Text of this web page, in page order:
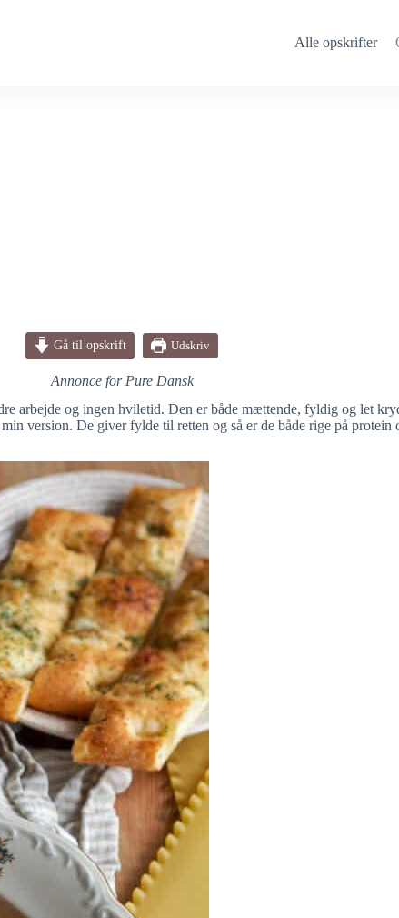
Alle opskrifter
Gå til opskrift Udskriv
Annonce for Pure Dansk
arbejde og ingen hviletid. Den er både mættende, fyldig og let
version. De giver fylde til retten og så er de både rige på